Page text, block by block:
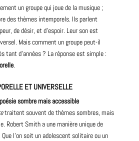
un groupe qui joue de la musique ;
des thèmes intemporels. Ils parlent
de désir, et d’espoir. Leur son est
Mais comment un groupe peut-il
tant d’années ? La réponse est simple :
.
ET UNIVERSELLE
sombre mais accessible
traitent souvent de thèmes sombres, mais
Robert Smith a une manière unique de
l’on soit un adolescent solitaire ou un